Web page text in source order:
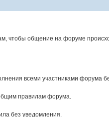
чтобы общение на форуме
всеми участниками форума
правилам форума.
без уведомления.